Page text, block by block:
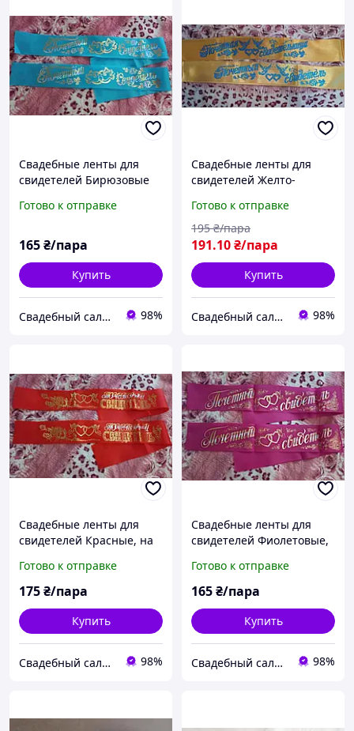
Свадебные ленты для
свидетелей Бирюзовые
Готово к отправке
165₴/пара
Купить
Свадебный салон "ПРИНЦЕССА" 98%
Свадебные ленты для
свидетелей Желто-
Готово к отправке
191.10₴/пара
195 ₴/пара
Купить
Свадебный салон "ПРИНЦЕССА" 98%
Свадебные ленты для
свидетелей Красные, на
Готово к отправке
175₴/пара
Купить
Свадебный салон "ПРИНЦЕССА" 98%
Свадебные ленты для
свидетелей Фиолетовые,
Готово к отправке
165₴/пара
Купить
Свадебный салон "ПРИНЦЕССА" 98%